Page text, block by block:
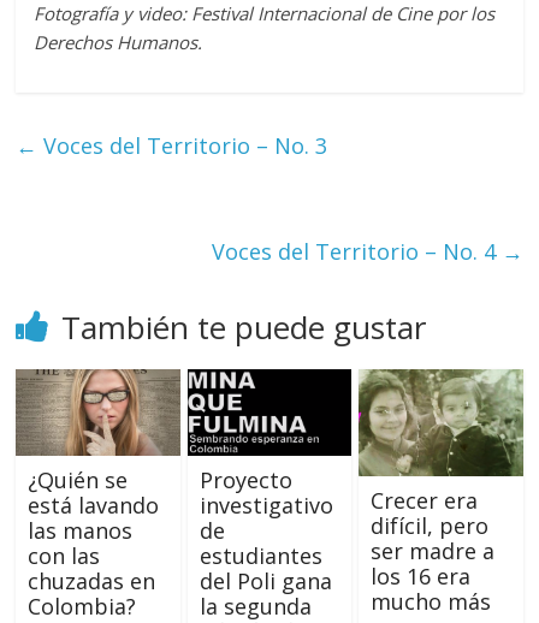
Fotografía y video: Festival Internacional de Cine por los
Derechos Humanos.
← Voces del Territorio – No. 3
Voces del Territorio – No. 4 →
También te puede gustar
¿Quién se
está lavando
las manos
con las
chuzadas en
Colombia?
Proyecto
investigativo
de
estudiantes
del Poli gana
la segunda
Crecer era
difícil, pero
ser madre a
los 16 era
mucho más